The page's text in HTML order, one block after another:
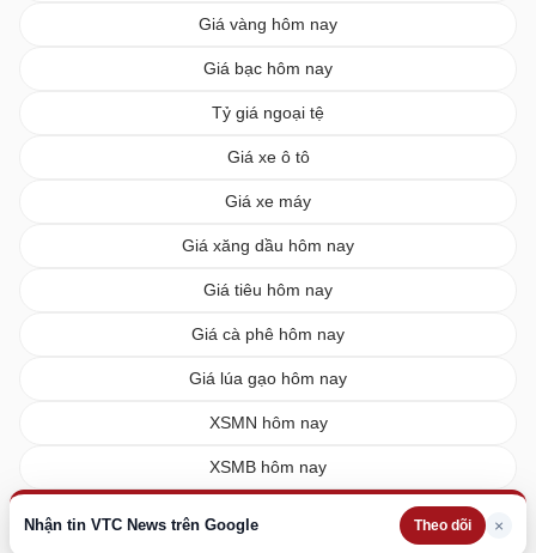
Nhận tin VTC News trên Google Theo dõi ×
Giá vàng hôm nay
Giá bạc hôm nay
Tỷ giá ngoại tệ
Giá xe ô tô
Giá xe máy
Giá xăng dầu hôm nay
Giá tiêu hôm nay
Giá cà phê hôm nay
Giá lúa gạo hôm nay
XSMN hôm nay
XSMB hôm nay